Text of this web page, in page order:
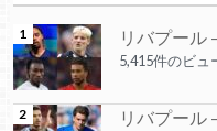
リバプール
5,415件のビュ
リバプール